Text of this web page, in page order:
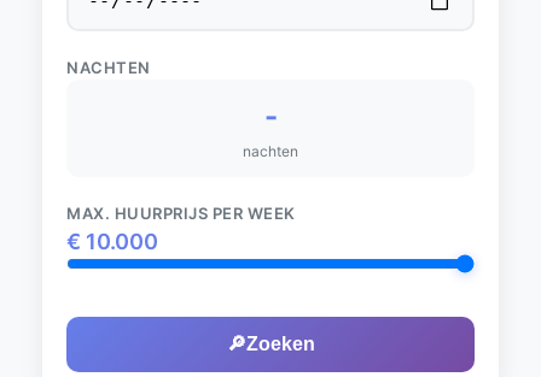
NACHTEN
-
nachten
MAX. HUURPRIJS PER WEEK
€ 10.000
🔎Zoeken